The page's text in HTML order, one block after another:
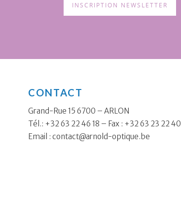
INSCRIPTION NEWSLETTER
CONTACT
Grand-Rue 15 6700 – ARLON
Tél.: +32 63 22 46 18 – Fax : +32 63 23 22 40
Email : contact@arnold-optique.be